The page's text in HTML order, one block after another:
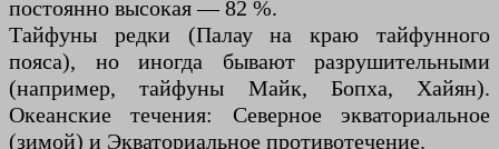
постоянно высокая — 82 %.
Тайфуны редки (Палау на краю тайфунного
пояса), но иногда бывают разрушительными
(например, тайфуны Майк, Бопха, Хайян).
Океанские течения: Северное экваториальное
(зимой) и Экваториальное противотечение.